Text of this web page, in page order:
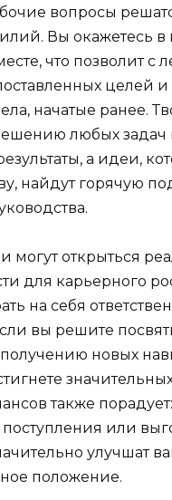
вопросы
Вы окажетесь в
что позволит с
целей
начатые ранее.
любых задач
а идеи,
найдут горячую
могут открыться
для карьерного
на себя
вы решите
новых
также
или
улучшат
положение.